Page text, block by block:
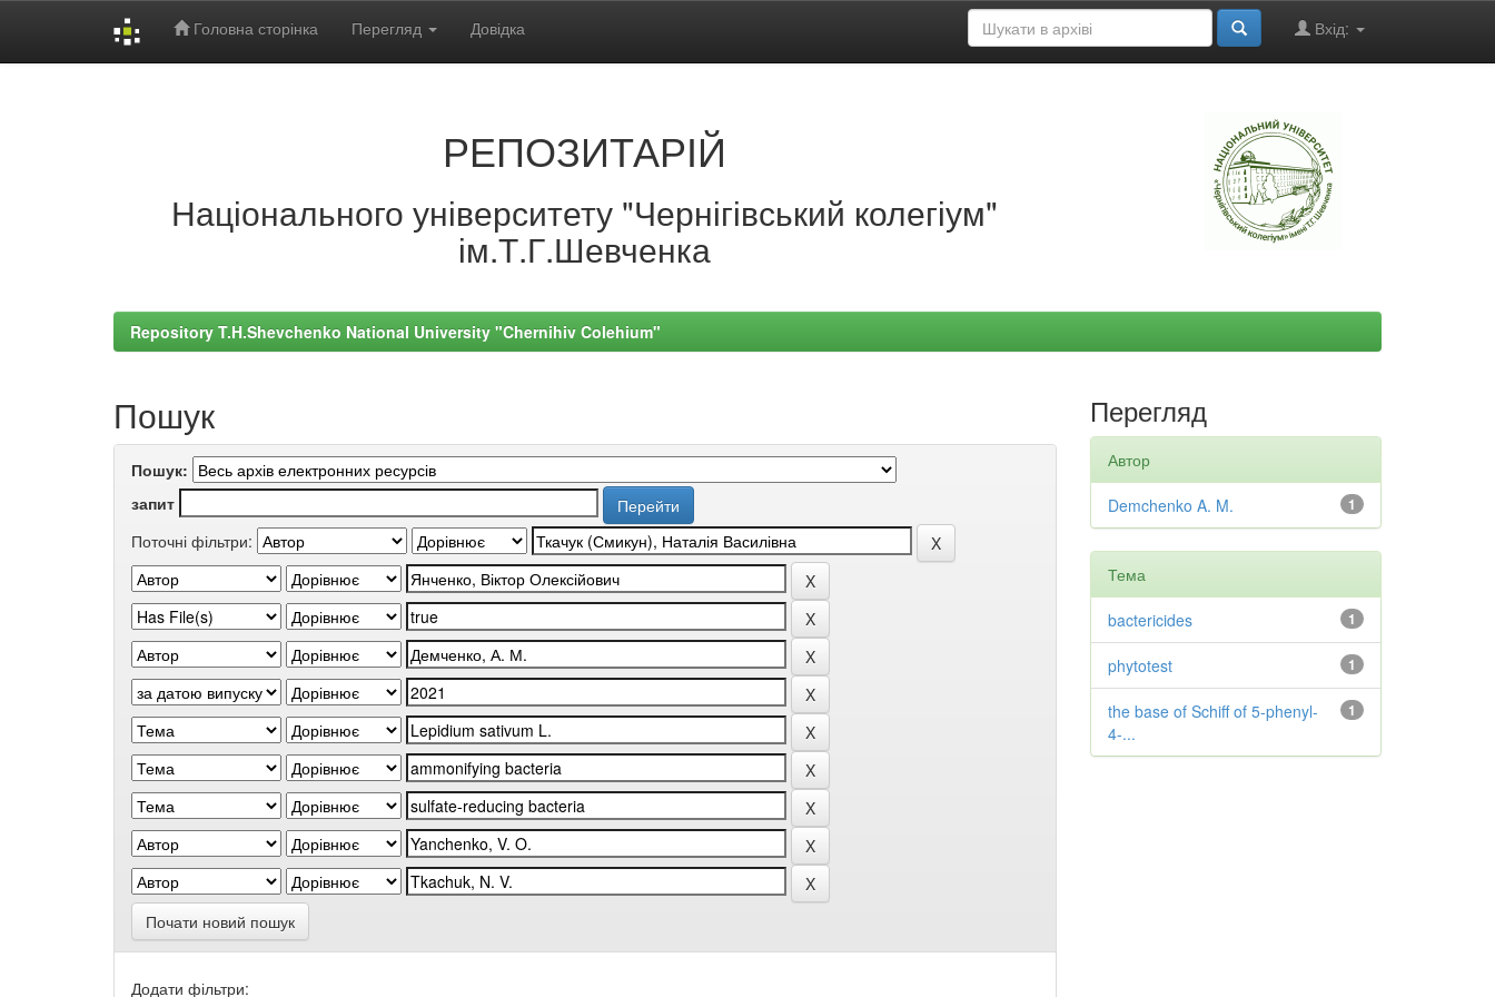
Головна сторінка Перегляд Довідка Вхід:
РЕПОЗИТАРІЙ
Національного університету "Чернігівський колегіум"
ім.Т.Г.Шевченка
Repository T.H.Shevchenko National University "Chernihiv Colehium"
Пошук
Пошук:
запит
Поточні фільтри:
Почати новий пошук
Додати фільтри:
Перегляд
Автор
1
Demchenko A. M.
Тема
1
bactericides
1
phytotest
1
the base of Schiff of 5-phenyl-
4-...